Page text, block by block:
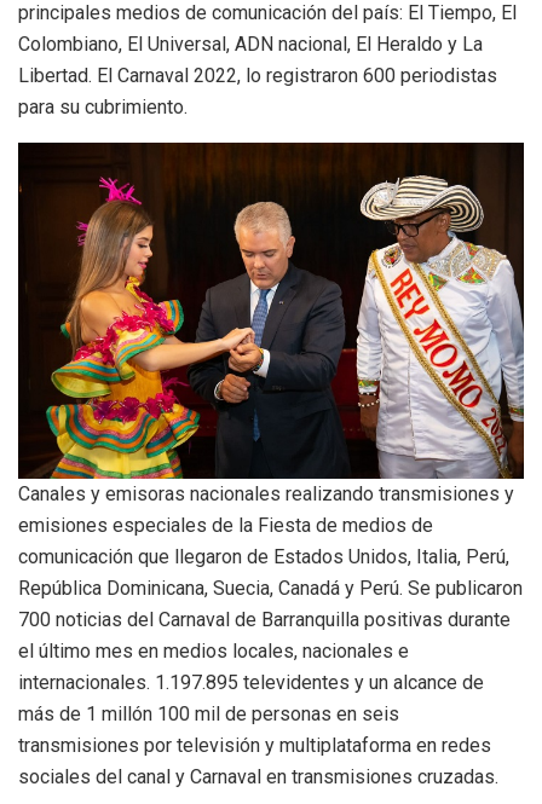
principales medios de comunicación del país: El Tiempo, El
Colombiano, El Universal, ADN nacional, El Heraldo y La
Libertad. El Carnaval 2022, lo registraron 600 periodistas
para su cubrimiento.
Canales y emisoras nacionales realizando transmisiones y
emisiones especiales de la Fiesta de medios de
comunicación que llegaron de Estados Unidos, Italia, Perú,
República Dominicana, Suecia, Canadá y Perú. Se publicaron
700 noticias del Carnaval de Barranquilla positivas durante
el último mes en medios locales, nacionales e
internacionales. 1.197.895 televidentes y un alcance de
más de 1 millón 100 mil de personas en seis
transmisiones por televisión y multiplataforma en redes
sociales del canal y Carnaval en transmisiones cruzadas.